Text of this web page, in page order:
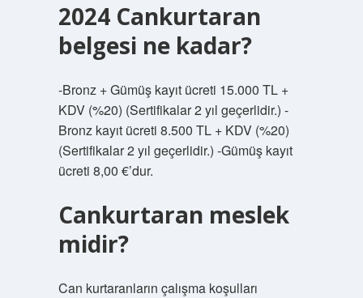
2024 Cankurtaran
belgesi ne kadar?
-Bronz + Gümüş kayıt ücreti 15.000 TL +
KDV (%20) (Sertifikalar 2 yıl geçerlidir.) -
Bronz kayıt ücreti 8.500 TL + KDV (%20)
(Sertifikalar 2 yıl geçerlidir.) -Gümüş kayıt
ücreti 8,00 €’dur.
Cankurtaran meslek
midir?
Can kurtaranların çalışma koşulları